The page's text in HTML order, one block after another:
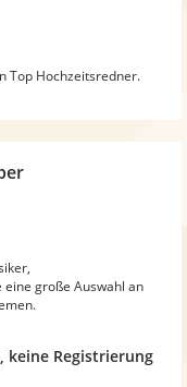
Top Hochzeitsredner.
große Auswahl an
keine Registrierung